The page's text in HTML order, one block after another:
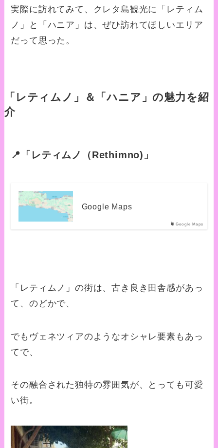
実際に訪れてみて、クレタ島観光に「レティム
ノ」と「ハニア」は、ぜひ訪れてほしいエリア
だって思った。
「レティムノ」＆「ハニア」の魅力を紹
介
📍「レティムノ（Rethimno)」
Google Maps
Google Maps
「レティムノ」の街は、古き良き田舎感があっ
て、のどかで、
でもヴェネツィアのようなオシャレ要素もあっ
てで、
その融合された独特の雰囲気が、とっても可愛
い街。